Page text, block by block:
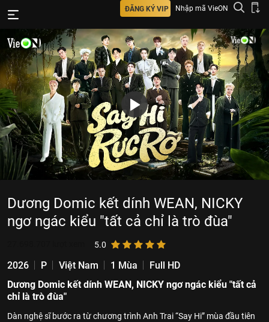
ĐĂNG KÝ VIP Nhập mã VieON
Dương Domic kết dính WEAN, NICKY
ngơ ngác kiểu "tất cả chỉ là trò đùa"
5.0
2026 P Việt Nam 1 Mùa
Full HD
Dương Domic kết dính WEAN, NICKY ngơ ngác kiểu "tất cả
chỉ là trò đùa"
Dàn nghệ sĩ bước ra từ chương trình Anh Trai “Say Hi” mùa đầu tiên